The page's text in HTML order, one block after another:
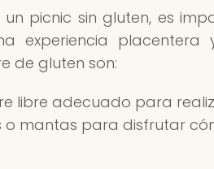
picnic sin gluten, es
experiencia placentera
de gluten son:
libre adecuado para
o mantas para disfrutar